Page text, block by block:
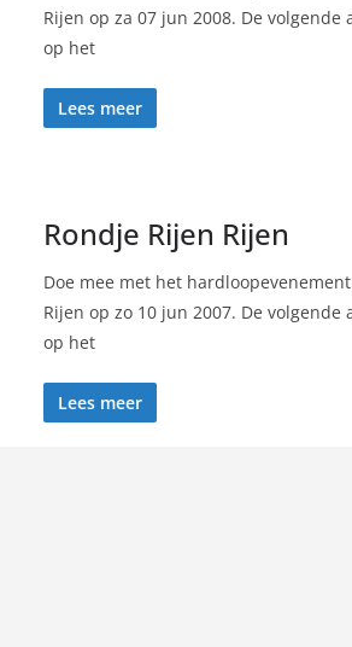
Rijen op za 07 jun 2008. De volgende
op het
Lees meer
Rondje Rijen Rijen
Doe mee met het
Rijen op zo 10 jun 2007. De volgende
op het
Lees meer